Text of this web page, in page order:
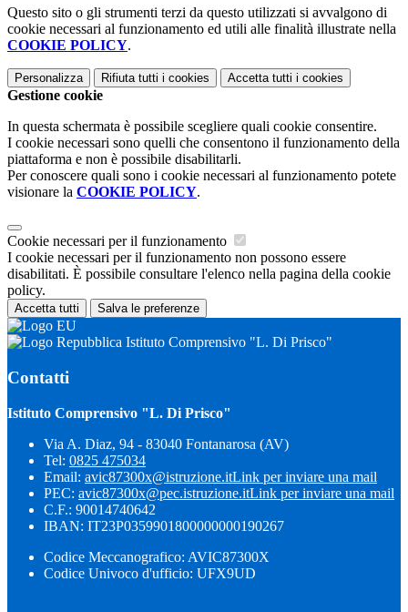
Questo sito o gli strumenti terzi da questo utilizzati si avvalgono di
cookie necessari al funzionamento ed utili alle finalità illustrate nella
COOKIE POLICY.
Personalizza Rifiuta tutti i cookies Accetta tutti i cookies
Gestione cookie
In questa schermata è possibile scegliere quali cookie consentire.
I cookie necessari sono quelli che consentono il funzionamento della
piattaforma e non è possibile disabilitarli.
Per conoscere quali sono i cookie necessari al funzionamento potete
visionare la COOKIE POLICY.
Cookie necessari per il funzionamento
I cookie necessari per il funzionamento non possono essere
disabilitati. È possibile consultare l'elenco nella pagina della cookie
policy.
Accetta tutti Salva le preferenze
Istituto Comprensivo "L. Di Prisco"
Contatti
Istituto Comprensivo "L. Di Prisco"
Via A. Diaz, 94 - 83040 Fontanarosa (AV)
Tel: 0825 475034
Email: avic87300x@istruzione.itLink per inviare una mail
PEC: avic87300x@pec.istruzione.itLink per inviare una mail
C.F.: 90014740642
IBAN: IT23P0359901800000000190267
Codice Meccanografico: AVIC87300X
Codice Univoco d'ufficio: UFX9UD